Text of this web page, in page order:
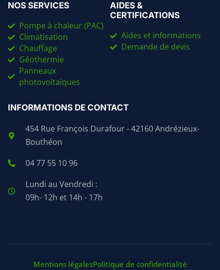
NOS SERVICES
Pompe à chaleur (PAC)
Climatisation
Chauffage
Géothermie
Panneaux
photovoltaïques
AIDES &
CERTIFICATIONS
Aides et informations
Demande de devis
INFORMATIONS DE CONTACT
454 Rue François Durafour - 42160 Andrézieux-
Bouthéon
04 77 55 10 96
Lundi au Vendredi :
09h- 12h et 14h - 17h
Mentions légalesPolitique de confidentialité